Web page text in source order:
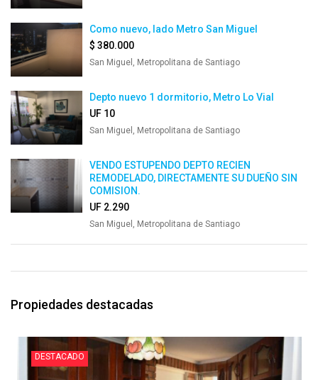
Como nuevo, lado Metro San Miguel
$ 380.000
San Miguel, Metropolitana de Santiago
Depto nuevo 1 dormitorio, Metro Lo Vial
UF 10
San Miguel, Metropolitana de Santiago
VENDO ESTUPENDO DEPTO RECIEN
REMODELADO, DIRECTAMENTE SU DUEÑO SIN
COMISION.
UF 2.290
San Miguel, Metropolitana de Santiago
Propiedades destacadas
DESTACADO